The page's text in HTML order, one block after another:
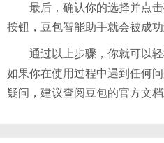
最后，确认你的选择并点
按钮，豆包智能助手就会被成功
通过以上步骤，你就可以
如果你在使用过程中遇到任何
疑问，建议查阅豆包的官方文